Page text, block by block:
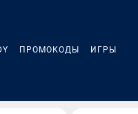
ПРОМОКОДЫ ИГРЫ